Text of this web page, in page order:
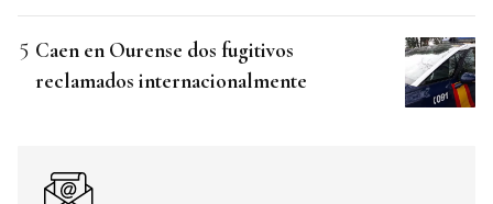
Caen en Ourense dos fugitivos
reclamados internacionalmente